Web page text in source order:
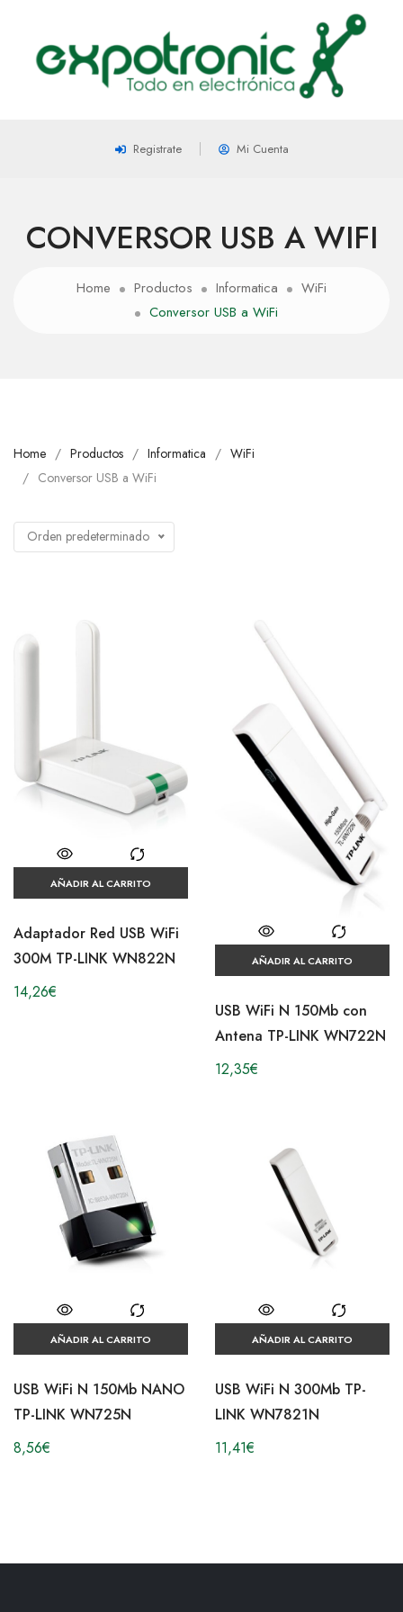
Registrate Mi Cuenta
CONVERSOR USB A WIFI
Home Productos Informatica
WiFi
Conversor USB a WiFi
Home Productos Informatica
WiFi
Conversor USB a WiFi
Orden predeterminado
AÑADIR AL CARRITO
Adaptador Red USB WiFi
300M TP-LINK WN822N
14,26€
AÑADIR AL CARRITO
USB WiFi N 150Mb con
Antena TP-LINK WN722N
12,35€
AÑADIR AL CARRITO
USB WiFi N 150Mb NANO
TP-LINK WN725N
8,56€
AÑADIR AL CARRITO
USB WiFi N 300Mb TP-
LINK WN7821N
11,41€